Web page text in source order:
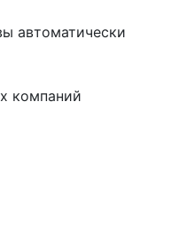
автоматически
компaний